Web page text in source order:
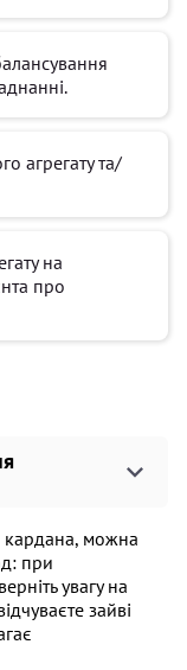
агрегату та/
на
про
кардана, можна
при
увагу на
зайві